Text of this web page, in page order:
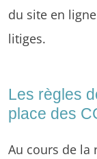
du site en
litiges.
Les règles
place des
Au cours de la